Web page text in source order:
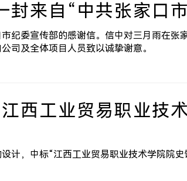
封来自“中共张家口
纪委宣传部的感谢信。信中对三月雨在张
司及全体项目人员致以诚挚谢意。
西工业贸易职业技
计，中标“江西工业贸易职业技术学院院